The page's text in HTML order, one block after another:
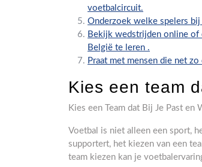
voetbalcircuit.
Onderzoek welke spelers
Bekijk wedstrijden online of
België te leren .
Praat met mensen die net
Kies een team
Kies een Team dat Bij Je Past en
Voetbal is niet alleen een sport,
supportert, het kiezen van een
team kiezen kan je